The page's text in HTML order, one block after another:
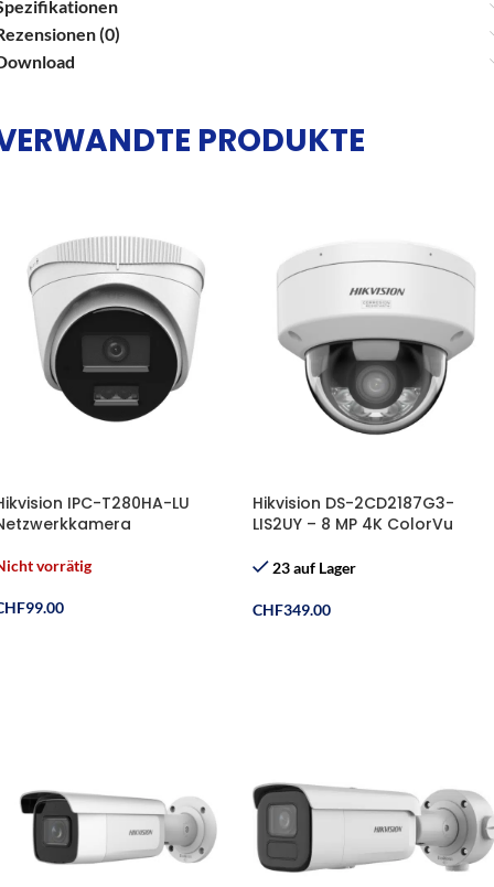
(0)
PRODUKTE
IPC-T280HA-LU
vorrätig
99.00
Hikvision DS-2CD2187G3-
LIS2UY – 8 MP 4K ColorVu
mit Smart Hybrid Light &
23 auf Lager
CHF349.00